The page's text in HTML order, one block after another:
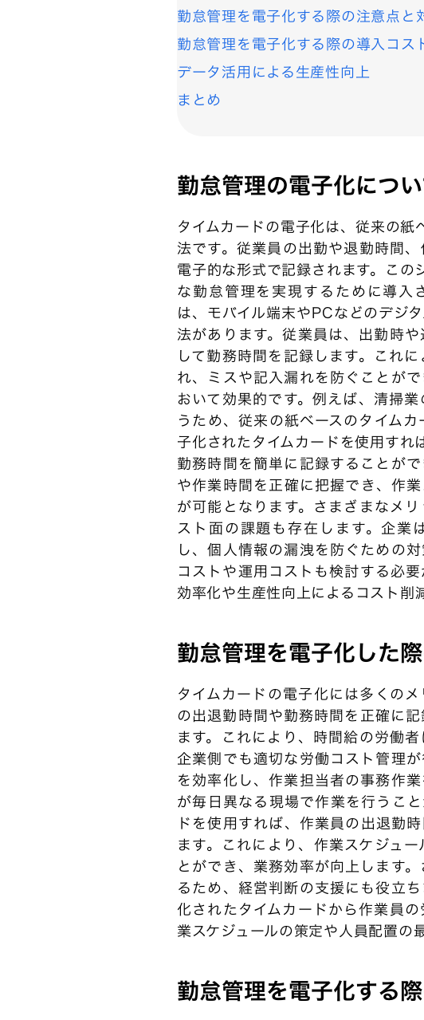
勤怠管理を電子化する際の注意点と
勤怠管理を電子化する際の導入コス
データ活用による生産性向上
まとめ
勤怠管理の電子化につ
タイムカードの電子化は、従来の紙
法です。従業員の出勤や退勤時間
電子的な形式で記録されます。この
な勤怠管理を実現するために導入
は、モバイル端末やPCなどのデジ
法があります。従業員は、出勤時
して勤務時間を記録します。これ
れ、ミスや記入漏れを防ぐことが
おいて効果的です。例えば、清掃
うため、従来の紙ベースのタイム
子化されたタイムカードを使用すれ
勤務時間を簡単に記録することが
や作業時間を正確に把握でき、作
が可能となります。さまざまなメ
スト面の課題も存在します。企業
し、個人情報の漏洩を防ぐための
コストや運用コストも検討する必
効率化や生産性向上によるコスト削
勤怠管理を電子化した
タイムカードの電子化には多くの
の出退勤時間や勤務時間を正確に
ます。これにより、時間給の労働
企業側でも適切な労働コスト管理
を効率化し、作業担当者の事務作
が毎日異なる現場で作業を行うこ
ドを使用すれば、作業員の出退勤
ます。これにより、作業スケジュ
とができ、業務効率が向上します
るため、経営判断の支援にも役立
化されたタイムカードから作業員
業スケジュールの策定や人員配置の
勤怠管理を電子化する